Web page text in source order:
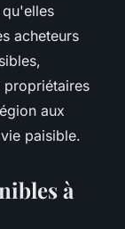
acheteurs
propriétaires
aux
paisible.
à